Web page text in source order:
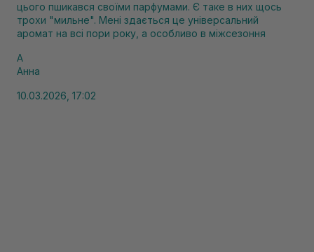
цього пшикався своїми парфумами. Є таке в них щось
трохи "мильне". Мені здається це універсальний
аромат на всі пори року, а особливо в міжсезоння
А
Анна
10.03.2026, 17:02